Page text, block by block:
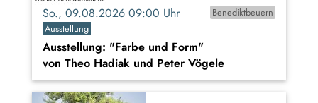
So., 09.08.2026 09:00 Uhr
Benediktbeuern
Ausstellung
Ausstellung: "Farbe und Form"
von Theo Hadiak und Peter Vögele